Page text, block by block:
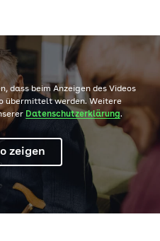
dass beim Anzeigen des Videos
übermittelt werden. Weitere
Datenschutzerklärung.
zeigen